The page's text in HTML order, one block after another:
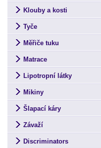
Klouby a kosti
Tyče
Měřiče tuku
Matrace
Lipotropní látky
Mikiny
Šlapací káry
Závaží
Discriminators